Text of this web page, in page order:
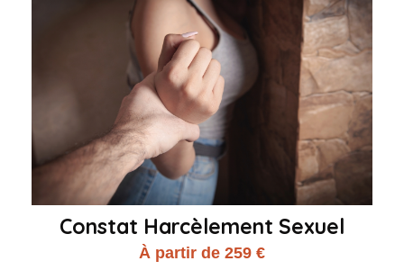
Constat Harcèlement Sexuel
À partir de 259 €